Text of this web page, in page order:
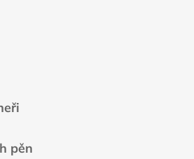
pěn